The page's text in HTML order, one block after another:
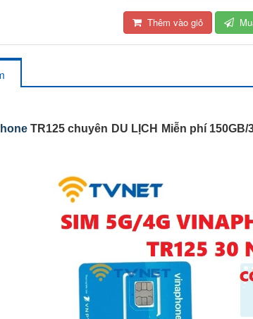
Thêm vào giỏ
TR125 chuyên DU LỊCH Miễn phí